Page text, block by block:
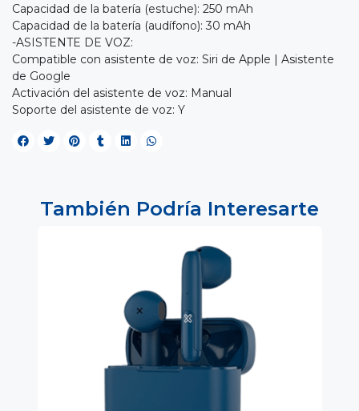
Capacidad de la batería (estuche): 250 mAh
Capacidad de la batería (audífono): 30 mAh
-ASISTENTE DE VOZ:
Compatible con asistente de voz: Siri de Apple | Asistente
de Google
Activación del asistente de voz: Manual
Soporte del asistente de voz: Y
También Podría Interesarte